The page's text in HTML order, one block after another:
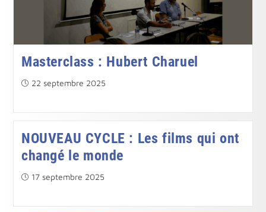
Masterclass : Hubert Charuel
Publication
22 septembre 2025
NOUVEAU CYCLE : Les films qui ont
changé le monde
Publication
17 septembre 2025